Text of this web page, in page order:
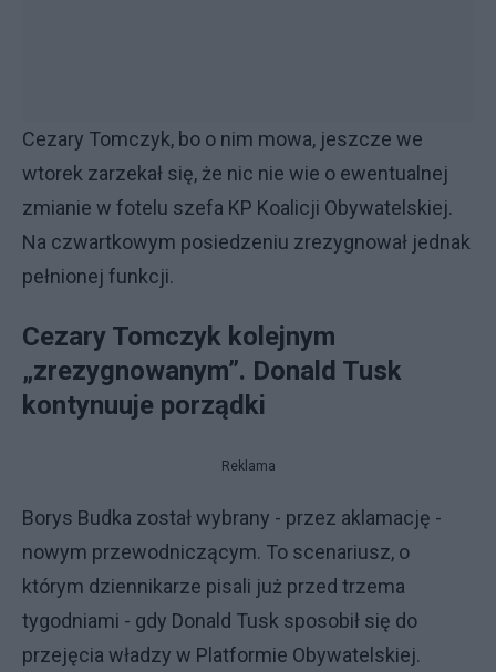
Cezary Tomczyk, bo o nim mowa, jeszcze we
wtorek zarzekał się, że nic nie wie o ewentualnej
zmianie w fotelu szefa KP Koalicji Obywatelskiej.
Na czwartkowym posiedzeniu zrezygnował jednak
pełnionej funkcji.
Cezary Tomczyk kolejnym
„zrezygnowanym”. Donald Tusk
kontynuuje porządki
Reklama
Borys Budka został wybrany - przez aklamację -
nowym przewodniczącym. To scenariusz, o
którym dziennikarze pisali już przed trzema
tygodniami - gdy Donald Tusk sposobił się do
przejęcia władzy w Platformie Obywatelskiej.